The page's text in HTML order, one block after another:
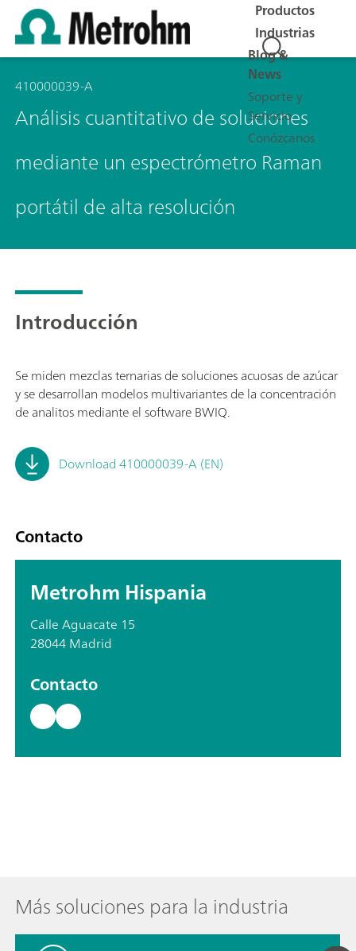
Productos
Industrias
Blog &
News
Soporte y
Servicio
Conózcanos
410000039-A
Análisis cuantitativo de soluciones
mediante un espectrómetro Raman
portátil de alta resolución
Introducción
Se miden mezclas ternarias de soluciones acuosas de azúcar
y se desarrollan modelos multivariantes de la concentración
de analitos mediante el software BWIQ.
Download 410000039-A (EN)
Contacto
Metrohm Hispania
Calle Aguacate 15
28044 Madrid
Contacto
Más soluciones para la industria